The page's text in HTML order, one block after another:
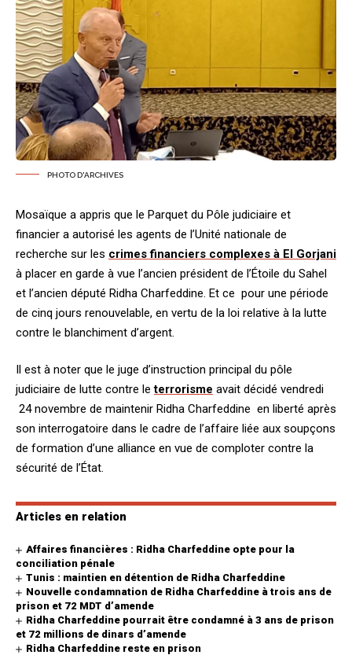
PHOTO D'ARCHIVES
Mosaïque a appris que le Parquet du Pôle judiciaire et
financier a autorisé les agents de l’Unité nationale de
recherche sur les crimes financiers complexes à El Gorjani
à placer en garde à vue l’ancien président de l’Étoile du Sahel
et l’ancien député Ridha Charfeddine. Et ce pour une période
de cinq jours renouvelable, en vertu de la loi relative à la lutte
contre le blanchiment d’argent.
Il est à noter que le juge d’instruction principal du pôle
judiciaire de lutte contre leterrorisme avait décidé vendredi
24 novembre de maintenir Ridha Charfeddine en liberté après
son interrogatoire dans le cadre de l’affaire liée aux soupçons
de formation d’une alliance en vue de comploter contre la
sécurité de l’État.
Articles en relation
Affaires financières : Ridha Charfeddine opte pour la
conciliation pénale
Tunis : maintien en détention de Ridha Charfeddine
Nouvelle condamnation de Ridha Charfeddine à trois ans de
prison et 72 MDT d’amende
Ridha Charfeddine pourrait être condamné à 3 ans de prison
et 72 millions de dinars d’amende
Ridha Charfeddine reste en prison